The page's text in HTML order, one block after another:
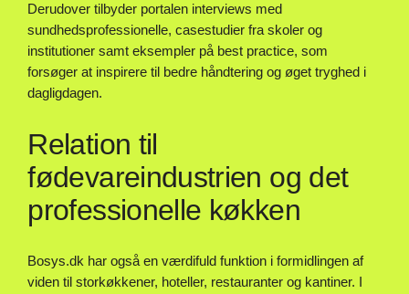
Derudover tilbyder portalen interviews med
sundhedsprofessionelle, casestudier fra skoler og
institutioner samt eksempler på best practice, som
forsøger at inspirere til bedre håndtering og øget tryghed i
dagligdagen.
Relation til
fødevareindustrien og det
professionelle køkken
Bosys.dk har også en værdifuld funktion i formidlingen af
viden til storkøkkener, hoteller, restauranter og kantiner. I